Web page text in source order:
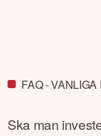
FAQ -
Ska man